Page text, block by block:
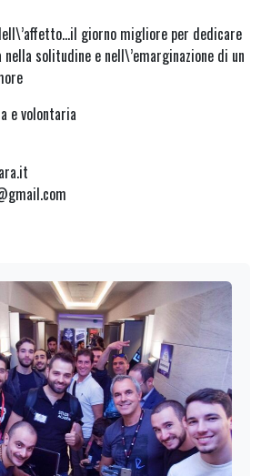
giorno migliore per dedicare
solitudine e nell\’emarginazione di un
e volontaria